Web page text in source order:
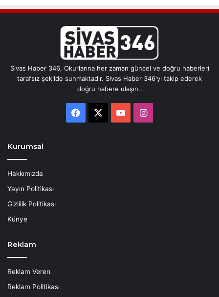
Sivas Haber 346, Okurlarına her zaman güncel ve doğru haberleri
tarafsız şekilde sunmaktadır. Sivas Haber 346'yı takip ederek
doğru habere ulaşın..
Facebook YouTubeInstagram
Kurumsal
Hakkımızda
Yayın Politikası
Gizlilik Politikası
Künye
Reklam
Reklam Veren
Reklam Politikası